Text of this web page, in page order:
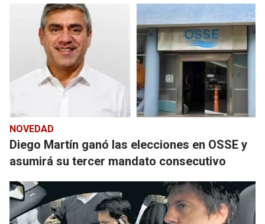
NOVEDAD
Diego Martín ganó las elecciones en OSSE y
asumirá su tercer mandato consecutivo